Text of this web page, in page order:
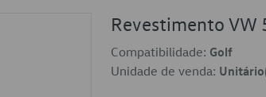
Revestimento VW
Compatibilidade: Golf
Unidade de venda: